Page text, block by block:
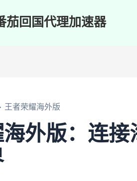
茄回国代理加速器
王者荣耀海外版
外版：连接